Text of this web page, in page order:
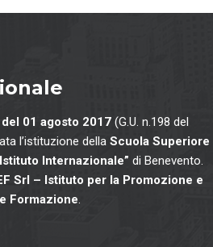
01 agosto 2017 (G.U. n.198 del
l’istituzione della Scuola Superiore
Internazionale” di Benevento.
Srl – Istituto per la Promozione e
Formazione.